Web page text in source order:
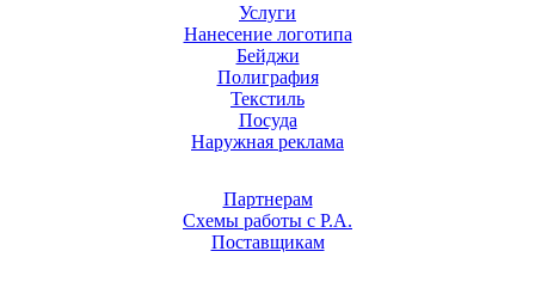
Услуги
Нанесение логотипа
Бейджи
Полиграфия
Текстиль
Посуда
Наружная реклама
Партнерам
Схемы работы с Р.А.
Поставщикам